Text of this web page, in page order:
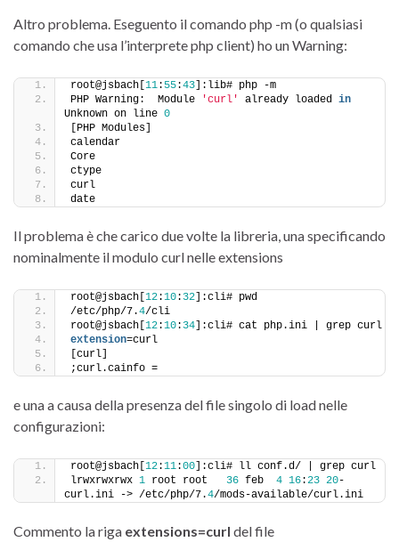
Altro problema. Eseguento il comando php -m (o qualsiasi
comando che usa l’interprete php client) ho un Warning:
root@jsbach[11: 55:43]:lib# php -m
PHP Warning:  Module
'curl' already loaded in
Unknown on line 0
[PHP Modules]
calendar
Core
ctype
curl
date
Il problema è che carico due volte la libreria, una specificando
nominalmente il modulo curl nelle extensions
root@jsbach[12:10: 32]:cli# pwd
/etc/php/7.4/cli
root@jsbach[12:10: 34]:cli# cat php.ini | grep curl
extension=curl
[curl]
;curl.cainfo =
e una a causa della presenza del file singolo di load nelle
configurazioni:
root@jsbach[12:11:00]:cli# ll conf.d/ | grep curl
lrwxrwxrwx 1 root root 36 feb 4 16:23 20-
curl.ini -> /etc/php/7.4/mods-available/curl.ini
Commento la riga extensions=curl del file